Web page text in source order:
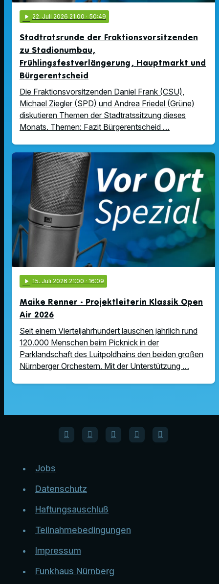
play_arrow 22. Juli 2026 21:00 · 50:49
Stadtratsrunde der Fraktionsvorsitzenden
zu Stadionumbau,
Frühlingsfestverlängerung, Hauptmarkt und
Bürgerentscheid
Die Fraktionsvorsitzenden Daniel Frank (CSU),
Michael Ziegler (SPD) und Andrea Friedel (Grüne)
diskutieren Themen der Stadtratssitzung dieses
Monats. Themen: Fazit Bürgerentscheid …
play_arrow 15. Juli 2026 21:00 · 16:09
Maike Renner - Projektleiterin Klassik Open
Air 2026
Seit einem Vierteljahrhundert lauschen jährlich rund
120.000 Menschen beim Picknick in der
Parklandschaft des Luitpoldhains den beiden großen
Nürnberger Orchestern. Mit der Unterstützung …
Jobs
Datenschutz
Haftungsauschluß
Teilnahmebedingungen
Impressum
Funkhaus Nürnberg